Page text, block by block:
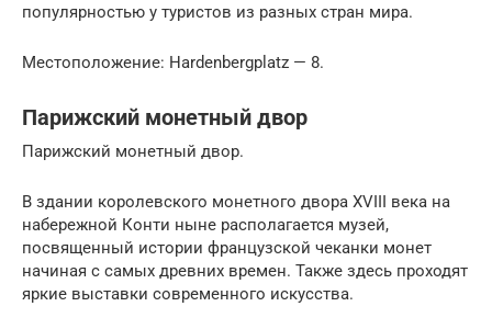
популярностью у туристов из разных стран мира.
Местоположение: Hardenbergplatz — 8.
Парижский монетный двор
Парижский монетный двор.
В здании королевского монетного двора XVIII века на
набережной Конти ныне располагается музей,
посвященный истории французской чеканки монет
начиная с самых древних времен. Также здесь проходят
яркие выставки современного искусства.